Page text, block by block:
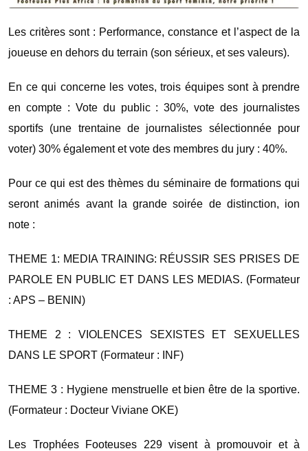
Les critères sont : Performance, constance et l’aspect de la
joueuse en dehors du terrain (son sérieux, et ses valeurs).
En ce qui concerne les votes, trois équipes sont à prendre
en compte : Vote du public : 30%, vote des journalistes
sportifs (une trentaine de journalistes sélectionnée pour
voter) 30% également et vote des membres du jury : 40%.
Pour ce qui est des thèmes du séminaire de formations qui
seront animés avant la grande soirée de distinction, ion
note :
THEME 1: MEDIA TRAINING: RÉUSSIR SES PRISES DE
PAROLE EN PUBLIC ET DANS LES MEDIAS. (Formateur
: APS – BENIN)
THEME 2 : VIOLENCES SEXISTES ET SEXUELLES
DANS LE SPORT (Formateur : INF)
THEME 3 : Hygiene menstruelle et bien être de la sportive.
(Formateur : Docteur Viviane OKE)
Les Trophées Footeuses 229 visent à promouvoir et à